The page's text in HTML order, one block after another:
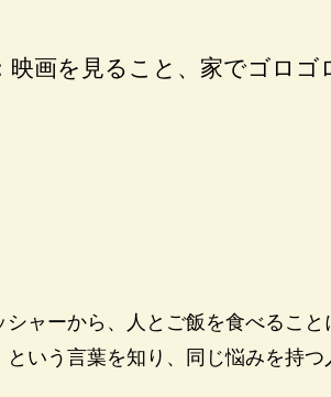
映画を見ること、家でゴロゴ
ャーから、人とご飯を食べるこ
いう言葉を知り、同じ悩みを持